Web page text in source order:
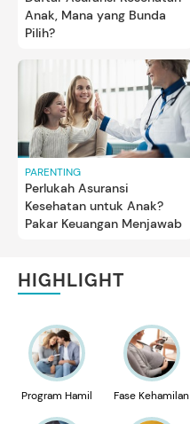
Anak, Mana yang Bunda
Pilih?
PARENTING
Perlukah Asuransi
Kesehatan untuk Anak?
Pakar Keuangan Menjawab
HIGHLIGHT
Program Hamil Fase Kehamilan